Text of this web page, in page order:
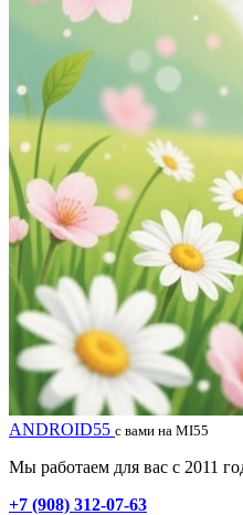
ANDROID55 с вами на MI55
Мы работаем для вас с 2011
+7 (908) 312-07-63